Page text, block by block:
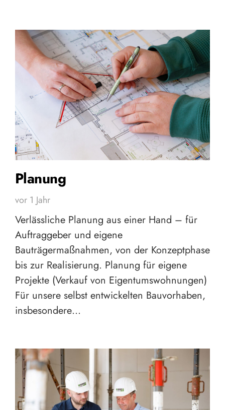
Planung
vor 1 Jahr
Verlässliche Planung aus einer Hand – für
Auftraggeber und eigene
Bauträgermaßnahmen, von der Konzeptphase
bis zur Realisierung. Planung für eigene
Projekte (Verkauf von Eigentumswohnungen)
Für unsere selbst entwickelten Bauvorhaben,
insbesondere…